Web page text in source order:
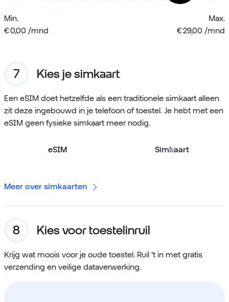
Min.
€ 0,00 /mnd
Max.
€ 29,00 /mnd
Kies je simkaart
Een eSIM doet hetzelfde als een traditionele simkaart alleen
zit deze ingebouwd in je telefoon of toestel. Je hebt met een
eSIM geen fysieke simkaart meer nodig.
eSIM Simkaart
Meer over simkaarten
Kies voor toestelinruil
Krijg wat moois voor je oude toestel. Ruil ‘t in met gratis
verzending en veilige dataverwerking.